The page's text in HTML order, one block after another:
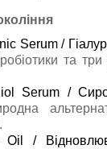
Serum /
та три
Serum /
Oil /